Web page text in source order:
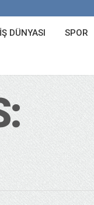
DÜNYASI SPOR